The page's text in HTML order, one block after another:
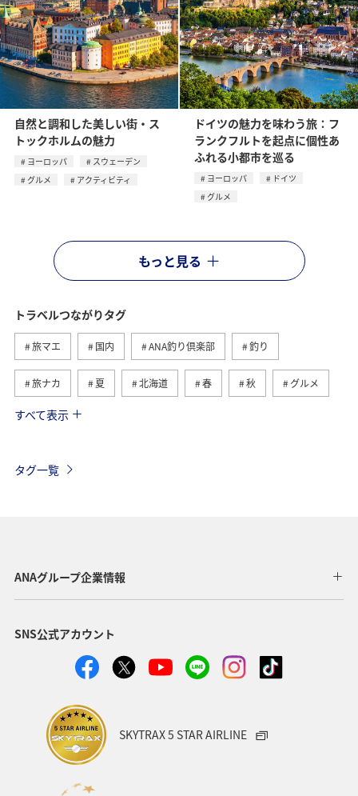
自然と調和した美しい街・ス
トックホルムの魅力
ヨーロッパ
スウェーデン
グルメ
アクティビティ
ドイツの魅力を味わう旅：フ
ランクフルトを起点に個性あ
ふれる小都市を巡る
ヨーロッパ
ドイツ
グルメ
もっと見る
トラベルつながりタグ
旅マエ 国内 ANA釣り倶楽部 釣り
旅ナカ 夏 北海道 春 秋 グルメ
海 海外
マイルを貯める トラウト 北陸地方 福岡県
静岡県 ツアー
鹿児島県 栃木県 マダイ
家族旅行
中国地方 アメリカ
イワナ
すべて表示
タグ一覧
ANAグループ企業情報
SNS公式アカウント
SKYTRAX 5 STAR AIRLINE